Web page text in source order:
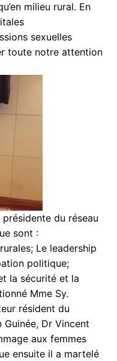
milieu rural. En
sexuelles
toute notre attention
du réseau
sont :
Le leadership
politique;
la sécurité et la
Mme Sy.
résident du
Dr Vincent
aux femmes
ensuite il a martelé